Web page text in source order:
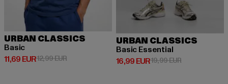
URBAN CLASSICS
Basic
11,69 EUR
Derzeitiger Preis: 11,69 EUR
12,99 EURAktionspreis: 12,99 EUR
URBAN CLASSICS
Basic Essential
16,99 EUR
Derzeitiger Preis: 16,99 EUR
19,99 EURAktionspreis: